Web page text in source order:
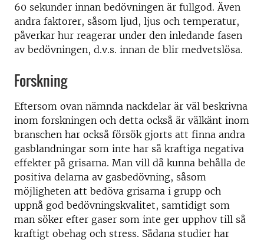
60 sekunder innan bedövningen är fullgod. Även
andra faktorer, såsom ljud, ljus och temperatur,
påverkar hur reagerar under den inledande fasen
av bedövningen, d.v.s. innan de blir medvetslösa.
Forskning
Eftersom ovan nämnda nackdelar är väl beskrivna
inom forskningen och detta också är välkänt inom
branschen har också försök gjorts att finna andra
gasblandningar som inte har så kraftiga negativa
effekter på grisarna. Man vill då kunna behålla de
positiva delarna av gasbedövning, såsom
möjligheten att bedöva grisarna i grupp och
uppnå god bedövningskvalitet, samtidigt som
man söker efter gaser som inte ger upphov till så
kraftigt obehag och stress. Sådana studier har